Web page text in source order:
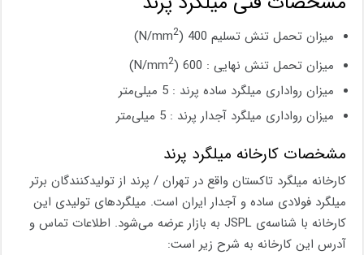
میزان تحمل تنش تسلیم 400 (N/mm 2
)
میزان تحمل تنش نهایی : 600 (N/mm
2
)
میزان رواداری میلگرد ساده پرند : 5 میلی‌متر
میزان رواداری میلگرد آجدار پرند : 5 میلی‌متر
مشخصات کارخانه میلگرد پرند
کارخانه میلگرد تاکستان واقع در تهران / پرند از تولیدکنندگان برتر
میلگرد فولادی ساده و آجدار ایران است. میلگردهای تولیدی این
کارخانه با شناسه‌ی JSPL به بازار عرضه می‌شود. اطلاعات تماس و
آدرس این کارخانه به شرح زیر است: